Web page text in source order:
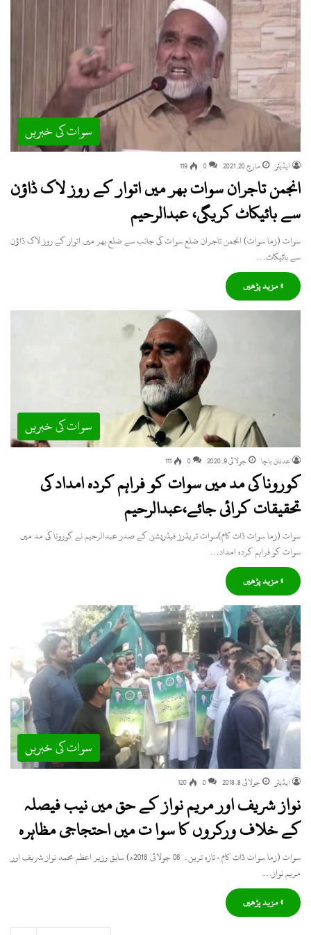
سوات کی خبریں
ایڈیٹر مارچ 20, 2021 0
119
انجمن تاجران سوات بھر میں اتوار کے روز لاک ڈاؤن
سے بائیکاٹ کریگی، عبدالرحیم
سوات (زما سوات) انجمن تاجران ضلع سوات کی جانب سے ضلع بھر میں اتوار کے روز لاک ڈاؤن
سے بائیکاٹ…
» مزید پڑھیں
سوات کی خبریں
عدنان باچا جولائی 9, 2020 0
111
کورونا کی مد میں سوات کو فراہم کردہ امداد کی
تحقیقات کرائی جائے،عبدالرحیم
سوات (زما سوات ڈاٹ کام)سوات ٹریڈرز فیڈریشن کے صدر عبدالرحیم نے کورونا کی مد میں
سوات کو فراہم کردہ امداد…
» مزید پڑھیں
سوات کی خبریں
ایڈیٹر جولائی 8, 2018 0
120
نواز شریف اور مریم نواز کے حق میں نیب فیصلہ
کے خلاف ورکروں کا سوا ت میں احتجاجی مظاہرہ
سوات (زما سوات ڈاٹ کام ، تازہ ترین۔ 08 جولائی 2018ء) سابق وزیر اعظم محمد نواز شریف اور
مریم نواز…
» مزید پڑھیں